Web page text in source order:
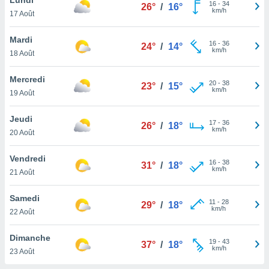
et
»,
au
vous
qu'ils
ou
le
ainsi
un
la
du
17 Août
26° / 16° 16- 34
km/h
Mardi
18 Août
24° / 14° 16- 36
km/h
Mercredi
19 Août
23° / 15° 20- 38
km/h
Jeudi
20 Août
26° / 18° 17- 36
km/h
Vendredi
21 Août
31° / 18° 16- 38
km/h
Samedi
22 Août
29° / 18° 11 - 28
km/h
Dimanche
23 Août
37° / 18° 19- 43
km/h